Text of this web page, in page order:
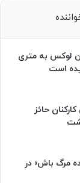
لوکس به متری
حائز
مرگ باش» در